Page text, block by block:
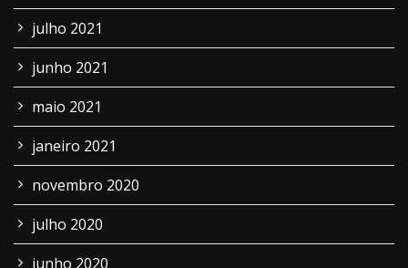
julho 2021
junho 2021
maio 2021
janeiro 2021
novembro 2020
julho 2020
junho 2020